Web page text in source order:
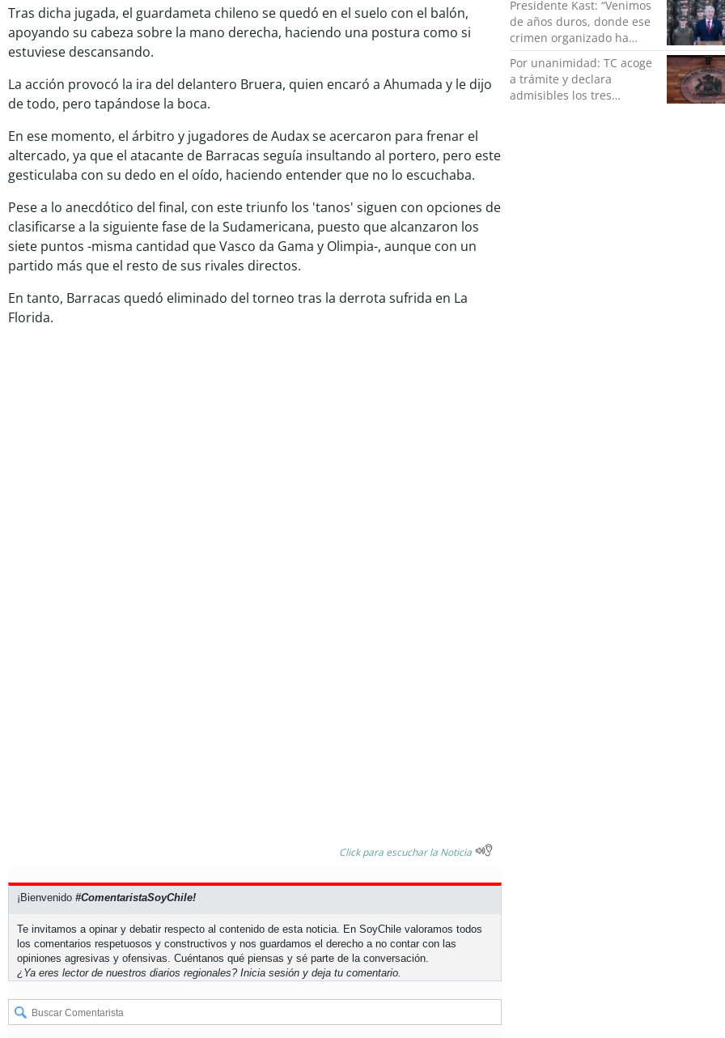
Tras dicha jugada, el guardameta chileno se quedó en el suelo con el balón,
apoyando su cabeza sobre la mano derecha, haciendo una postura como si
estuviese descansando.
La acción provocó la ira del delantero Bruera, quien encaró a Ahumada y le dijo
de todo, pero tapándose la boca.
En ese momento, el árbitro y jugadores de Audax se acercaron para frenar el
altercado, ya que el atacante de Barracas seguía insultando al portero, pero este
gesticulaba con su dedo en el oído, haciendo entender que no lo escuchaba.
Pese a lo anecdótico del final, con este triunfo los 'tanos' siguen con opciones de
clasificarse a la siguiente fase de la Sudamericana, puesto que alcanzaron los
siete puntos -misma cantidad que Vasco da Gama y Olimpia-, aunque con un
partido más que el resto de sus rivales directos.
En tanto, Barracas quedó eliminado del torneo tras la derrota sufrida en La
Florida.
Click para escuchar la Noticia
¡Bienvenido #ComentaristaSoyChile!
Te invitamos a opinar y debatir respecto al contenido de esta noticia. En SoyChile valoramos todos
los comentarios respetuosos y constructivos y nos guardamos el derecho a no contar con las
opiniones agresivas y ofensivas. Cuéntanos qué piensas y sé parte de la conversación.
¿Ya eres lector de nuestros diarios regionales? Inicia sesión y deja tu comentario.
Presidente Kast: “Venimos
de años duros, donde ese
crimen organizado ha
ocupado un lugar que no
le corresponde”
Por unanimidad: TC acoge
a trámite y declara
admisibles los tres